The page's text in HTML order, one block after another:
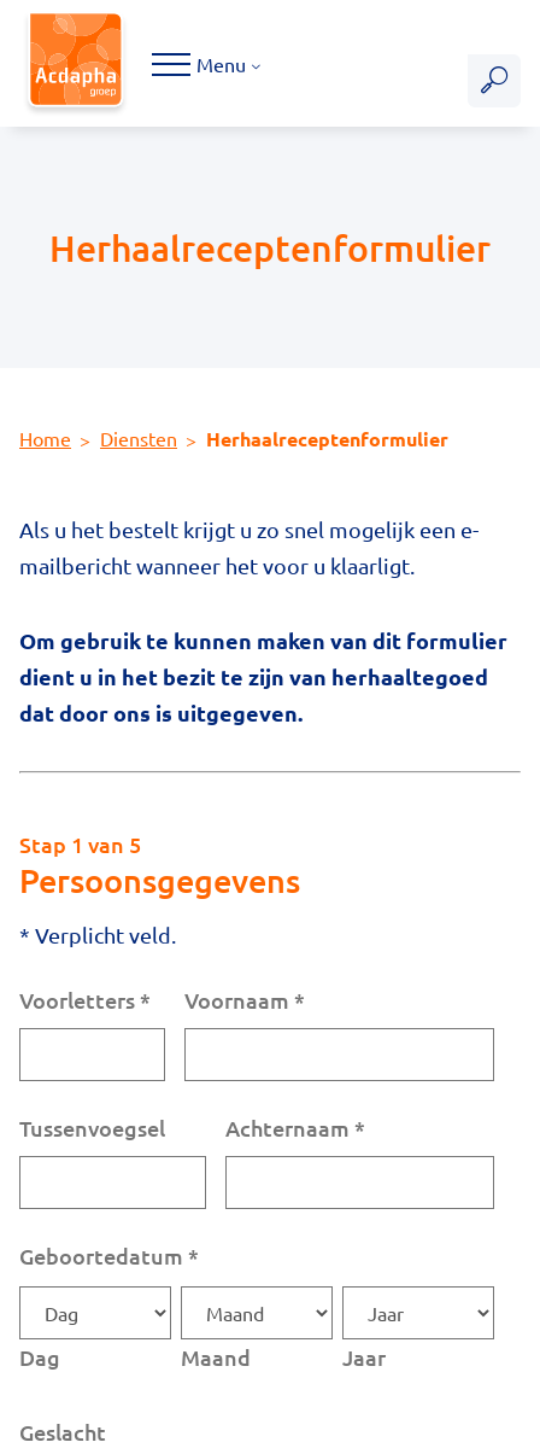
Hoofdmenu
Menu
Home Diensten Herhaalreceptenformulier
Herhaalreceptenformulier
Als u het bestelt krijgt u zo snel mogelijk een e-
mailbericht wanneer het voor u klaarligt.
Om gebruik te kunnen maken van dit formulier
dient u in het bezit te zijn van herhaaltegoed
dat door ons is uitgegeven.
Stap 1 van 5
Persoonsgegevens
* Verplicht veld.
Voorletters* Voornaam *
Tussenvoegsel Achternaam *
Geboortedatum *
Dag Maand Jaar
Geslacht